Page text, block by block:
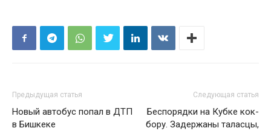
Предыдущая статья
Новый автобус попал в ДТП
в Бишкеке
Следующая статья
Беспорядки на Кубке кок-
бору. Задержаны таласцы,